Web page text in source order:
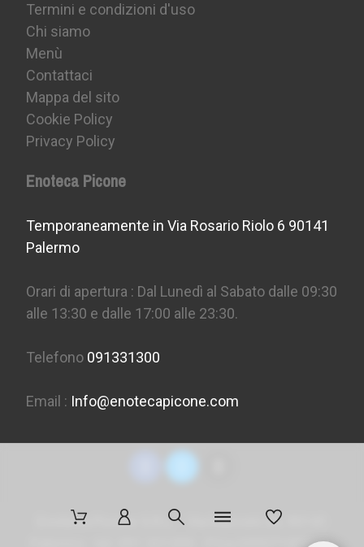
Termini e condizioni d'uso
Chi siamo
Menù
Contattaci
Mappa del sito
Cookie Policy
Privacy Policy
Enoteca Picone
Temporaneamente in Via Rosario Riolo 6 90141
Palermo
Orari di apertura : Dal Lunedì al Sabato dalle 09:30
alle 13:30 e dalle 17:00 alle 23:30.
Telefono 091331300
Email : Info@enotecapicone.com
Enoteca Picone S.R.L. - Via Marconi 36, 90141
Palermo - tel. 091 331300 - P.Iva 05957150823 -